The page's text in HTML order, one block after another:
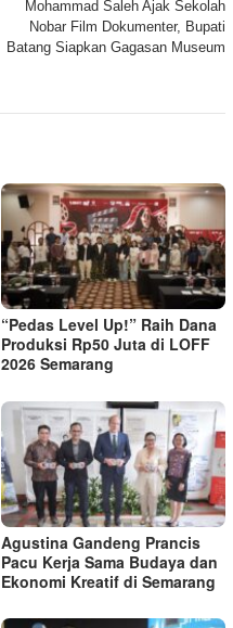
Mohammad Saleh Ajak Sekolah
Nobar Film Dokumenter, Bupati
Batang Siapkan Gagasan Museum
“Pedas Level Up!” Raih Dana
Produksi Rp50 Juta di LOFF
2026 Semarang
Agustina Gandeng Prancis
Pacu Kerja Sama Budaya dan
Ekonomi Kreatif di Semarang